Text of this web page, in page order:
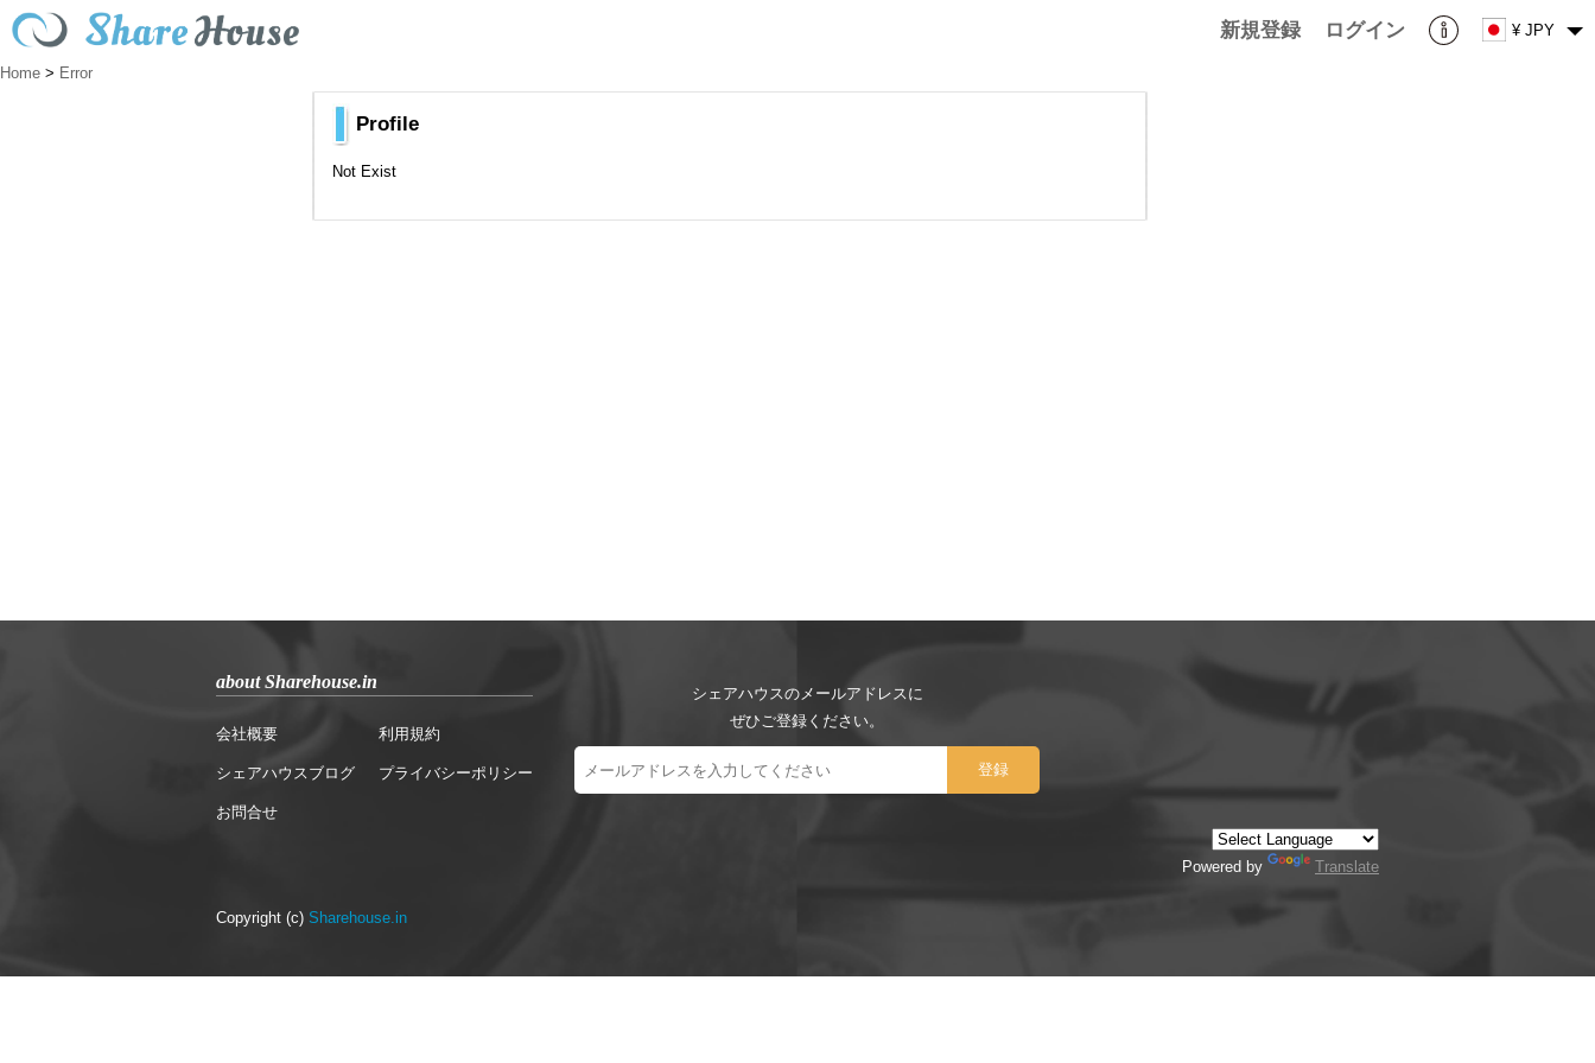
新規登録 ログイン ¥ JPY
Home > Error
Profile
Not Exist
about Sharehouse.in
会社概要
シェアハウスブログ
お問合せ
利用規約
プライバシーポリシー
シェアハウスのメールアドレスに
ぜひご登録ください。
Powered by Translate
Copyright (c) Sharehouse.in